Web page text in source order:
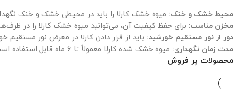
محیط خشک و خنک: میوه خشک کارلا را باید در محیطی خشک و خنک
مخزن مناسب: برای حفظ کیفیت آن، می‌توانید میوه خشک کارلا را در
دور از نور مستقیم خورشید: باید از قرار دادن کارلا در معرض نور
مدت زمان نگهداری: میوه خشک شده کارلا معمولاً تا 6 ماه قابل استفاده است اگر به درستی نگهداری شود.
محصولات پر فروش